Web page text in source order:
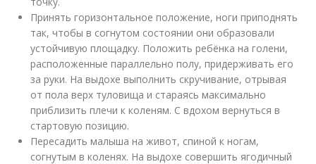
Принять горизонтальное положение, ноги приподнять
так, чтобы в согнутом состоянии они образовали
устойчивую площадку. Положить ребёнка на голени,
расположенные параллельно полу, придерживать его
за руки. На выдохе выполнить скручивание, отрывая
от пола верх туловища и стараясь максимально
приблизить плечи к коленям. С вдохом вернуться в
стартовую позицию.
Пересадить малыша на живот, спиной к ногам,
согнутым в коленях. На выдохе совершить ягодичный